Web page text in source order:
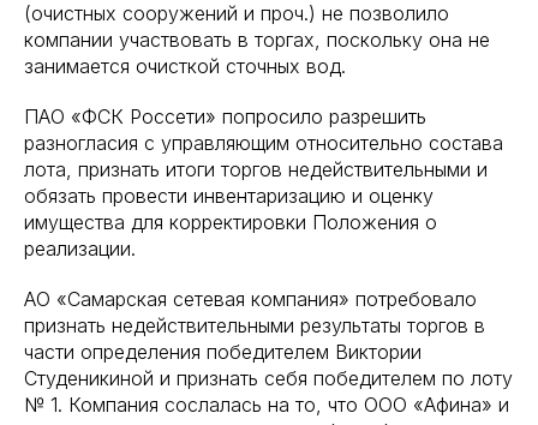
(очистных сооружений и проч.) не позволило
компании участвовать в торгах, поскольку она не
занимается очисткой сточных вод.
ПАО «ФСК Россети» попросило разрешить
разногласия с управляющим относительно состава
лота, признать итоги торгов недействительными и
обязать провести инвентаризацию и оценку
имущества для корректировки Положения о
реализации.
АО «Самарская сетевая компания» потребовало
признать недействительными результаты торгов в
части определения победителем Виктории
Студеникиной и признать себя победителем по лоту
№ 1. Компания сослалась на то, что ООО «Афина» и